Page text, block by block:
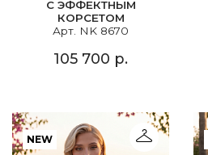
С ЭФФЕКТНЫМ
КОРСЕТОМ
Арт. NK 8670
105 700 р.
NEW